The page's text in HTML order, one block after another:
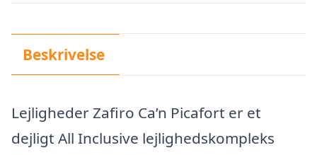
Beskrivelse
Lejligheder Zafiro Ca’n Picafort er et
dejligt All Inclusive lejlighedskompleks